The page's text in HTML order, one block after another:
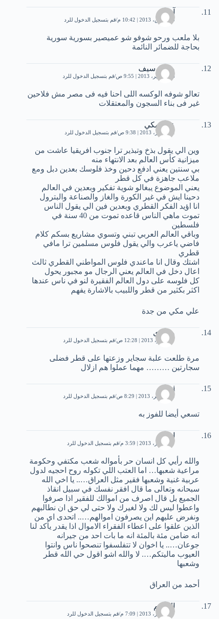
آدم
10 مارس، 2013 | 10:42 م قم بتسجيل الدخول للرد
بلا ملعب ورحو شوفو شو عميصير بسورية سورية
بحاجة للضمائر النائمة
محمد سيف
26 سبتمبر، 2013 | 9:55 ص قم بتسجيل الدخول للرد
تعالو شوفه الوكسه اللى احنا فيه فى مصر مش فلاحين
غير فى بناء السجون والمعتقلات
علي مكي
31 أكتوبر، 2013 | 9:38 ص قم بتسجيل الدخول للرد
وين الي يقول بذخ وتبذير ترا جنوب افريقيا عاشت من
ميزانية كأس العالم بعد الانتهاء منه
بي سنتين يعني ادفع دحين وخذ فلوسك بعدين دبل ومع
ملاعب جاهزة في كل قطر
يعني الموضوع يبغالو شوية تفكير وبعدين في العالم
دحينا ايش في غير الكورة والغاز والصناعة والبترول
انا اؤيد الفكر القطري وبعدين فين الي يقول الناس
تموت ماهي الناس قاعده تموت من 40 سنة في
فلسطين
وباقي العالم العربي تبني وتسوي مشاريع بسكم كلام
فاضي ياعرب والي يقول فلوس مسلمين ترا مافي
قطري
اشتك وقال انا ماعندي فلوس المواطني القطري ثالث
اعال دخل في العالم يعني الرجال مو مجبور يحول
كل فلوسه على دول العالم الفقيرة لنو في ناس عندها
اكثر بكثير من قطر واللبيب بالاشارة يفهم
علي مكي من جدة
مصرى
7 نوفمبر، 2013 | 12:28 ص قم بتسجيل الدخول للرد
مرة طلعت علبة سجاير وزعتها على قطر فضلى
سجارتين ……… مهما عملوا هم ازلال
dani
19 نوفمبر، 2013 | 8:29 ص قم بتسجيل الدخول للرد
تسعي أيضا للفوز به
احمد
7 ديسمبر، 2013 | 3:59 م قم بتسجيل الدخول للرد
والله رأيي كل انسان حر بأمواله شعب مكتفي وحكومة
مراعية شعبها… اما العتب اللي تكوله روح احجيه لدول
عربية غنية وشعبها فقير مثل العراق….. يا اخي الله
سبحانه وتعالى ما قال افقر نفسك في سبيل انقاذ
الجميع بل قال اصرف من اموالك للفقير اذا صرفوا
واعطوا ليس لك ولا لغيرك ولا حتى لي حق ان نطالبهم
ونفرض عليهم اين يصرفون اموالهم….. اتحدى اي من
الذين علقوا على اعطاء الفقراء الاموال اذا يقدر يأكد لنا
انه ضامن مئة بالمئة انه ما بات احد من جيرانه
جوعان….. يا اخوان لا تتفلسفوا تنصحوا ناس وانتوا
العيوب ماليتكم…. لا والله اشو اقول حي الله قطر
وشعبها
أحمد من العراق
الزعيم
7 ديسمبر، 2013 | 7:09 م قم بتسجيل الدخول للرد